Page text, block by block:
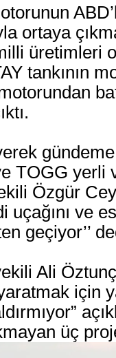
ortaya
üretimleri
tankının
TOGG yerli
Özgür
uçağını ve
geçiyor’’
Ali
için
üç